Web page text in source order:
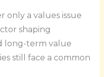
only a values issue
shaping
long-term value
still face a common